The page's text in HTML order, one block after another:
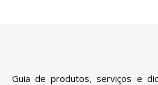
Guia de produtos, serviços e